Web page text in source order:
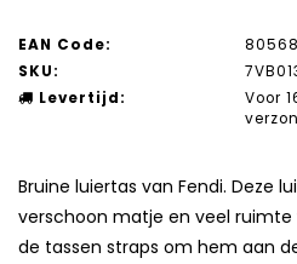
EAN Code:
SKU:
Levertijd:
Voor
Bruine luiertas van Fendi. Deze
verschoon matje en veel ruimte
de tassen straps om hem aan